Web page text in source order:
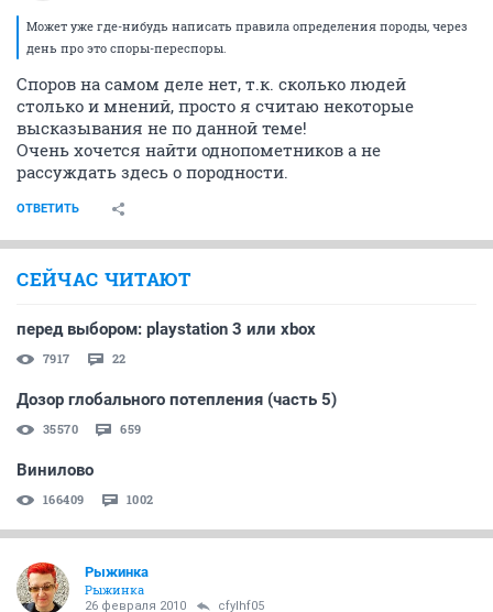
Может уже где-нибудь написать правила определения породы, через
день про это споры-переспоры.
Споров на самом деле нет, т.к. сколько людей
столько и мнений, просто я считаю некоторые
высказывания не по данной теме!
Очень хочется найти однопометников а не
рассуждать здесь о породности.
ОТВЕТИТЬ
СЕЙЧАС ЧИТАЮТ
перед выбором: playstation 3 или xbox
7917 22
Дозор глобального потепления (часть 5)
35570 659
Винилово
166409 1002
Рыжинка
Рыжинка
26 февраля 2010 cfylhf05